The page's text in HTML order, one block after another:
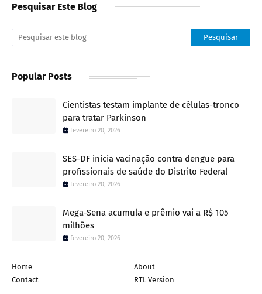
Pesquisar Este Blog
Popular Posts
Cientistas testam implante de células-tronco
para tratar Parkinson
fevereiro 20, 2026
SES-DF inicia vacinação contra dengue para
profissionais de saúde do Distrito Federal
fevereiro 20, 2026
Mega-Sena acumula e prêmio vai a R$ 105
milhões
fevereiro 20, 2026
Home
About
Contact
RTL Version